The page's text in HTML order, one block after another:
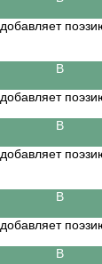
добавляет
добавляет
добавляет
добавляет